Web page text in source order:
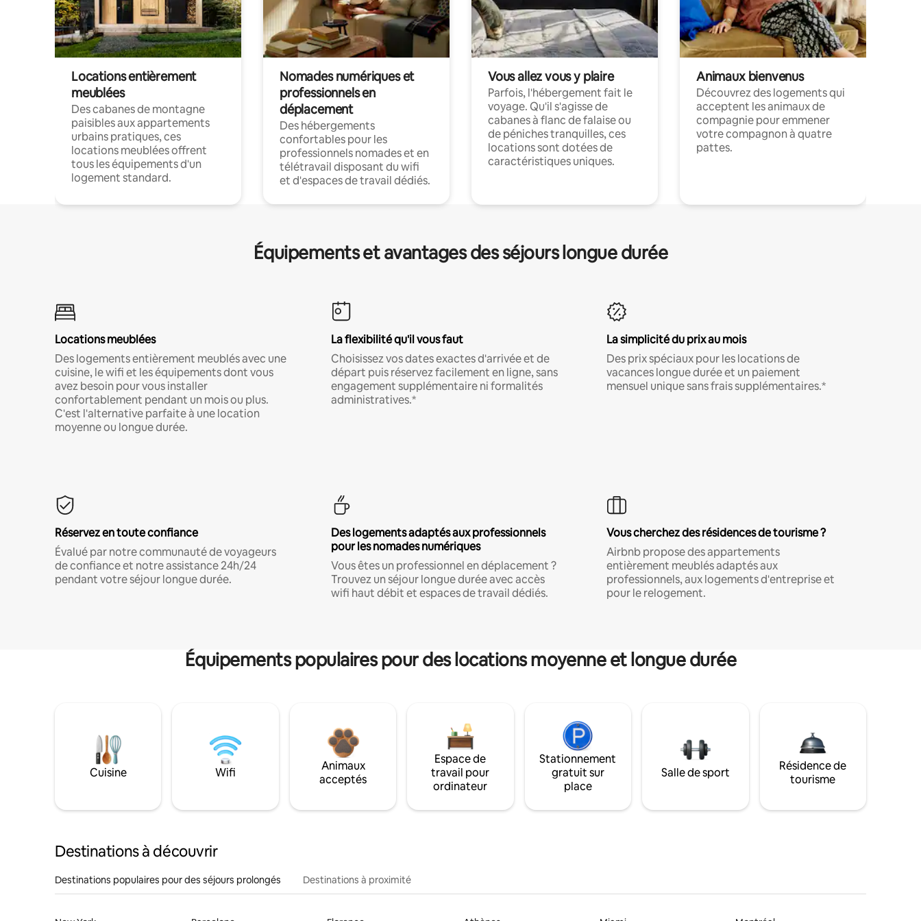
Locations entièrement
meublées
Des cabanes de montagne
paisibles aux appartements
urbains pratiques, ces
locations meublées offrent
tous les équipements d'un
logement standard.
Nomades numériques et
professionnels en
déplacement
Des hébergements
confortables pour les
professionnels nomades et en
télétravail disposant du wifi
et d'espaces de travail dédiés.
Vous allez vous y plaire
Parfois, l'hébergement fait le
voyage. Qu'il s'agisse de
cabanes à flanc de falaise ou
de péniches tranquilles, ces
locations sont dotées de
caractéristiques uniques.
Animaux bienvenus
Découvrez des logements qui
acceptent les animaux de
compagnie pour emmener
votre compagnon à quatre
pattes.
Équipements et avantages des séjours longue durée
Locations meublées
Des logements entièrement meublés avec une
cuisine, le wifi et les équipements dont vous
avez besoin pour vous installer
confortablement pendant un mois ou plus.
C'est l'alternative parfaite à une location
moyenne ou longue durée.
La flexibilité qu'il vous faut
Choisissez vos dates exactes d'arrivée et de
départ puis réservez facilement en ligne, sans
engagement supplémentaire ni formalités
administratives.*
La simplicité du prix au mois
Des prix spéciaux pour les locations de
vacances longue durée et un paiement
mensuel unique sans frais supplémentaires.*
Réservez en toute confiance
Évalué par notre communauté de voyageurs
de confiance et notre assistance 24h/24
pendant votre séjour longue durée.
Des logements adaptés aux professionnels
pour les nomades numériques
Vous êtes un professionnel en déplacement ?
Trouvez un séjour longue durée avec accès
wifi haut débit et espaces de travail dédiés.
Vous cherchez des résidences de tourisme ?
Airbnb propose des appartements
entièrement meublés adaptés aux
professionnels, aux logements d'entreprise et
pour le relogement.
Équipements populaires pour des locations moyenne et longue durée
Cuisine Wifi
Animaux
acceptés
Espace de
travail pour
ordinateur
Stationnement
gratuit sur
place
Salle de sport
Résidence de
tourisme
Destinations à découvrir
Destinations populaires pour des séjours prolongés Destinations à proximité